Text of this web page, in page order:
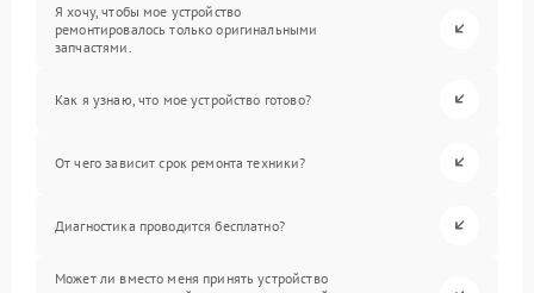
Я хочу, чтобы мое устройство
ремонтировалось только оригинальными
запчастями.
Как я узнаю, что мое устройство готово?
От чего зависит срок ремонта техники?
Диагностика проводится бесплатно?
Может ли вместо меня принять устройство